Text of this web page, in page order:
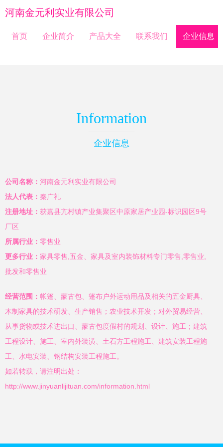
河南金元利实业有限公司
首页 企业简介 产品大全 联系我们 企业信息
Information
企业信息
公司名称： 河南金元利实业有限公司
法人代表： 秦广礼
注册地址： 获嘉县亢村镇产业集聚区中原家居产业园-标识园区9号
厂区
所属行业： 零售业
更多行业： 家具零售,五金、家具及室内装饰材料专门零售,零售业,
批发和零售业
经营范围： 帐篷、蒙古包、篷布户外运动用品及相关的五金厨具、
木制家具的技术研发、生产销售；农业技术开发；对外贸易经营、
从事货物或技术进出口、蒙古包度假村的规划、设计、施工；建筑
工程设计、施工、室内外装潢、土石方工程施工、建筑安装工程施
工、水电安装、钢结构安装工程施工。
如若转载，请注明出处：
http://www.jinyuanlijituan.com/information.html